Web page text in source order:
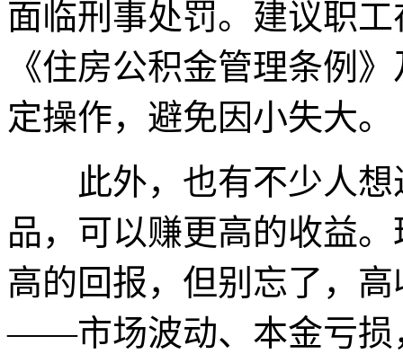
面临刑事处罚。建议职
《住房公积金管理条例
定操作，避免因小失大。
此外，也有不少人想
品，可以赚更高的收益
高的回报，但别忘了，
——市场波动、本金亏损